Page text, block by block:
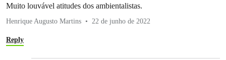
Muito louvável atitudes dos ambientalistas.
Henrique Augusto Martins 22 de junho de 2022
Reply